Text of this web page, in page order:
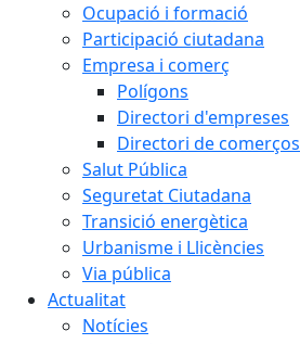
Ocupació i formació
Participació ciutadana
Empresa i comerç
Polígons
Directori d'empreses
Directori de comerços
Salut Pública
Seguretat Ciutadana
Transició energètica
Urbanisme i Llicències
Via pública
Actualitat
Notícies